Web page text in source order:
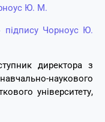
Ю. М.
підпису Чорноус Ю.
директора з
наукового
університету,